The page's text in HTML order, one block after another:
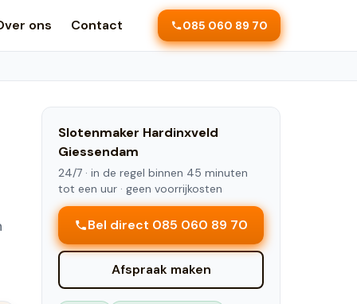
ons Contact 085 060 89 70
Slotenmaker Hardinxveld
Giessendam
24/7 · in de regel binnen 45 minuten
tot een uur · geen voorrijkosten
Bel direct 085 060 89 70
Afspraak maken